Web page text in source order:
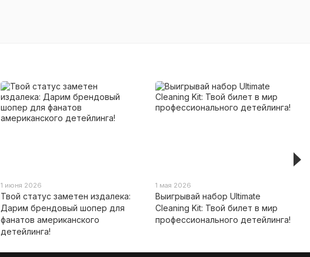
1 июня 2026
Твой статус заметен издалека:
Дарим брендовый шопер для
фанатов американского
детейлинга!
1 мая 2026
Выигрывай набор Ultimate
Cleaning Kit: Твой билет в мир
профессионального детейлинга!